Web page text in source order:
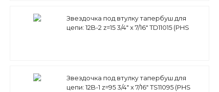
Звездочка под втулку тапербуш для
цепи: 12B-2 z=15 3/4" x 7/16" TD11015 (PHS
Звездочка под втулку тапербуш для
цепи: 12B-1 z=95 3/4" x 7/16" TS11095 (PHS